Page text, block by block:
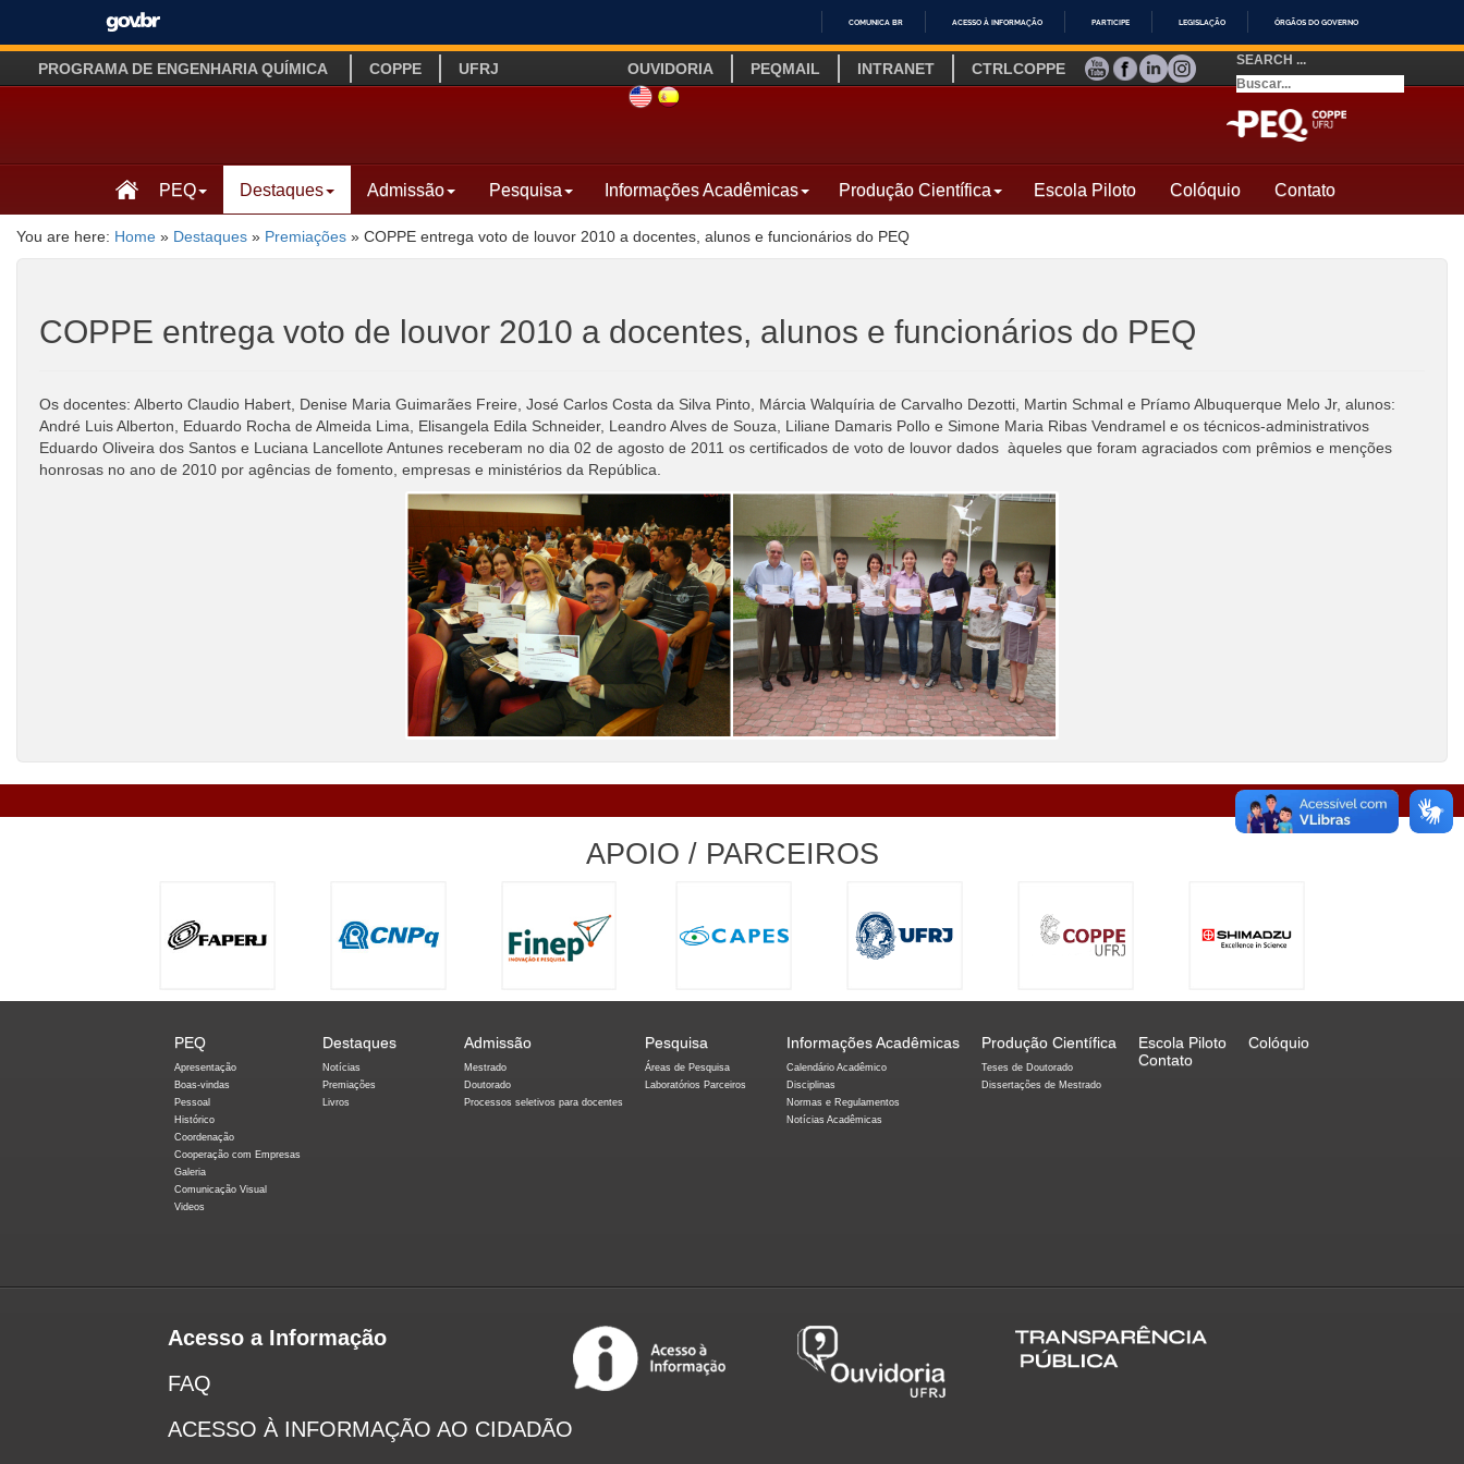
IR
O
COMUNICA BR ACESSO À INFORMAÇÃO PARTICIPE LEGISLAÇÃO ÓRGÃOS DO GOVERNO
PROGRAMA DE ENGENHARIA QUÍMICA COPPE UFRJ OUVIDORIA PEQMAIL INTRANET CTRLCOPPE YOUTUBE
FACEBOOK
LINKEDIN
INSTAGRAM
SITE INGLÊS
LINK SITE ESPANHOL
SEARCH ...
PEQ Destaques Admissão Pesquisa Informações Acadêmicas Produção Científica Escola Piloto Colóquio Contato
You are here: Home » Destaques » Premiações » COPPE entrega voto de louvor 2010 a docentes, alunos e funcionários do PEQ
COPPE entrega voto de louvor 2010 a docentes, alunos e funcionários do PEQ
Os docentes: Alberto Claudio Habert, Denise Maria Guimarães Freire, José Carlos Costa da Silva Pinto, Márcia Walquíria de Carvalho Dezotti, Martin Schmal e Príamo Albuquerque Melo Jr, alunos:
André Luis Alberton, Eduardo Rocha de Almeida Lima, Elisangela Edila Schneider, Leandro Alves de Souza, Liliane Damaris Pollo e Simone Maria Ribas Vendramel e os técnicos-administrativos
Eduardo Oliveira dos Santos e Luciana Lancellote Antunes receberam no dia 02 de agosto de 2011 os certificados de voto de louvor dados àqueles que foram agraciados com prêmios e menções
honrosas no ano de 2010 por agências de fomento, empresas e ministérios da República.
APOIO / PARCEIROS
PEQ
Apresentação
Boas-vindas
Pessoal
Histórico
Coordenação
Cooperação com Empresas
Galeria
Comunicação Visual
Videos
Destaques
Notícias
Premiações
Livros
Admissão
Mestrado
Doutorado
Processos seletivos para docentes
Pesquisa
Áreas de Pesquisa
Laboratórios Parceiros
Informações Acadêmicas
Calendário Acadêmico
Disciplinas
Normas e Regulamentos
Notícias Acadêmicas
Produção Científica
Teses de Doutorado
Dissertações de Mestrado
Escola Piloto
Colóquio
Contato
Acesso a Informação
FAQ
ACESSO À INFORMAÇÃO AO CIDADÃO